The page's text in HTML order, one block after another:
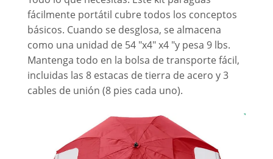
fácilmente portátil cubre todos los conceptos
básicos. Cuando se desglosa, se almacena
como una unidad de 54 "x4" x4 "y pesa 9 lbs.
Mantenga todo en la bolsa de transporte fácil,
incluidas las 8 estacas de tierra de acero y 3
cables de unión (8 pies cada uno).